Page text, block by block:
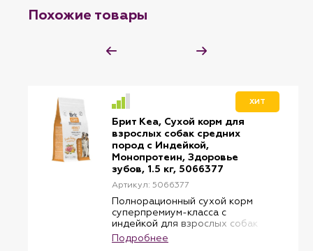
Похожие товары
ХИТ
Брит Кеа, Сухой корм для
взрослых собак средних
пород с Индейкой,
Монопротеин, Здоровье
зубов, 1.5 кг, 5066377
Артикул: 5066377
Полнорационный сухой корм
суперпремиум-класса с
индейкой для взрослых собак
средних пород. Здоровые зубы.
Заболевание зубов может
Подробнее